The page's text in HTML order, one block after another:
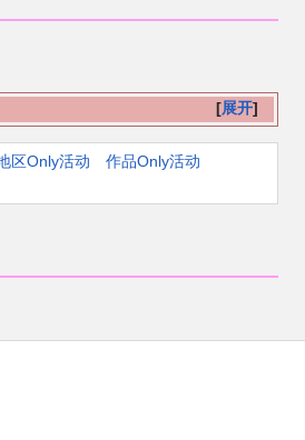
展开
区Only活动
作品Only活动